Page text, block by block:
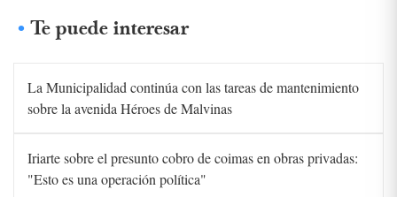
Te puede interesar
La Municipalidad continúa con las tareas de mantenimiento
sobre la avenida Héroes de Malvinas
Iriarte sobre el presunto cobro de coimas en obras privadas:
"Esto es una operación política"